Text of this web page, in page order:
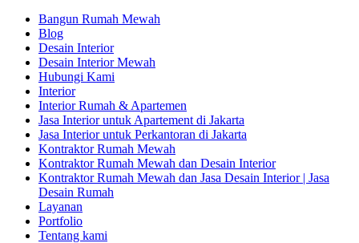
Bangun Rumah Mewah
Blog
Desain Interior
Desain Interior Mewah
Hubungi Kami
Interior
Interior Rumah & Apartemen
Jasa Interior untuk Apartement di Jakarta
Jasa Interior untuk Perkantoran di Jakarta
Kontraktor Rumah Mewah
Kontraktor Rumah Mewah dan Desain Interior
Kontraktor Rumah Mewah dan Jasa Desain Interior | Jasa
Desain Rumah
Layanan
Portfolio
Tentang kami